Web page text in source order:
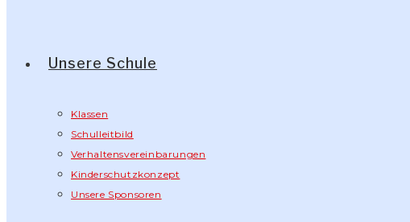
Unsere Schule
Klassen
Schulleitbild
Verhaltensvereinbarungen
Kinderschutzkonzept
Unsere Sponsoren